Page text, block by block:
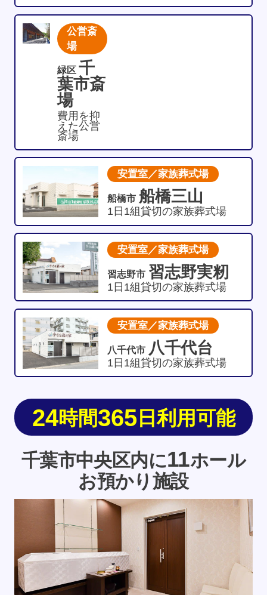
公営斎
場
緑区 千
葉市斎
場
費用を抑
えた公営
斎場
安置室／家族葬式場
船橋市 船橋三山
1日1組貸切の家族葬式場
安置室／家族葬式場
習志野市 習志野実籾
1日1組貸切の家族葬式場
安置室／家族葬式場
八千代市 八千代台
1日1組貸切の家族葬式場
24時間365日利用可能
千葉市中央区内に11ホール
お預かり施設